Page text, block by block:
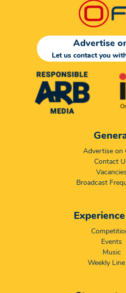
Advertise
Let us contact you
Advertise on
Contact
Vacancies
Broadcast
Events
Music
Weekly